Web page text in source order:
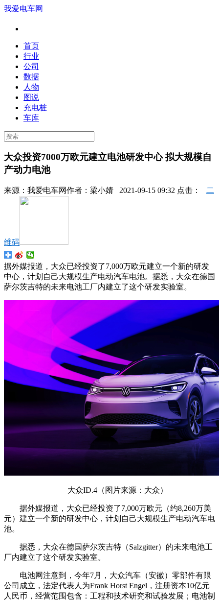
我爱电车网
首页
行业
公司
数据
人物
图说
充电桩
车库
大众投资7000万欧元建立电池研发中心 拟大规模自
产动力电池
来源： 我爱电车网作者： 梁小婧 2021-09-15 09:32 点击： 二
维码
据外媒报道，大众已经投资了7,000万欧元建立一个新的研发
中心，计划自己大规模生产电动汽车电池。据悉，大众在德国
萨尔茨吉特的未来电池工厂内建立了这个研发实验室。
大众ID.4（图片来源：大众）
据外媒报道，大众已经投资了7,000万欧元（约8,260万美
元）建立一个新的研发中心，计划自己大规模生产电动汽车电
池。
据悉，大众在德国萨尔茨吉特（Salzgitter）的未来电池工
厂内建立了这个研发实验室。
电池网注意到，今年7月，大众汽车（安徽）零部件有限
公司成立，法定代表人为Frank Horst Engel，注册资本10亿元
人民币，经营范围包含：工程和技术研究和试验发展；电池制